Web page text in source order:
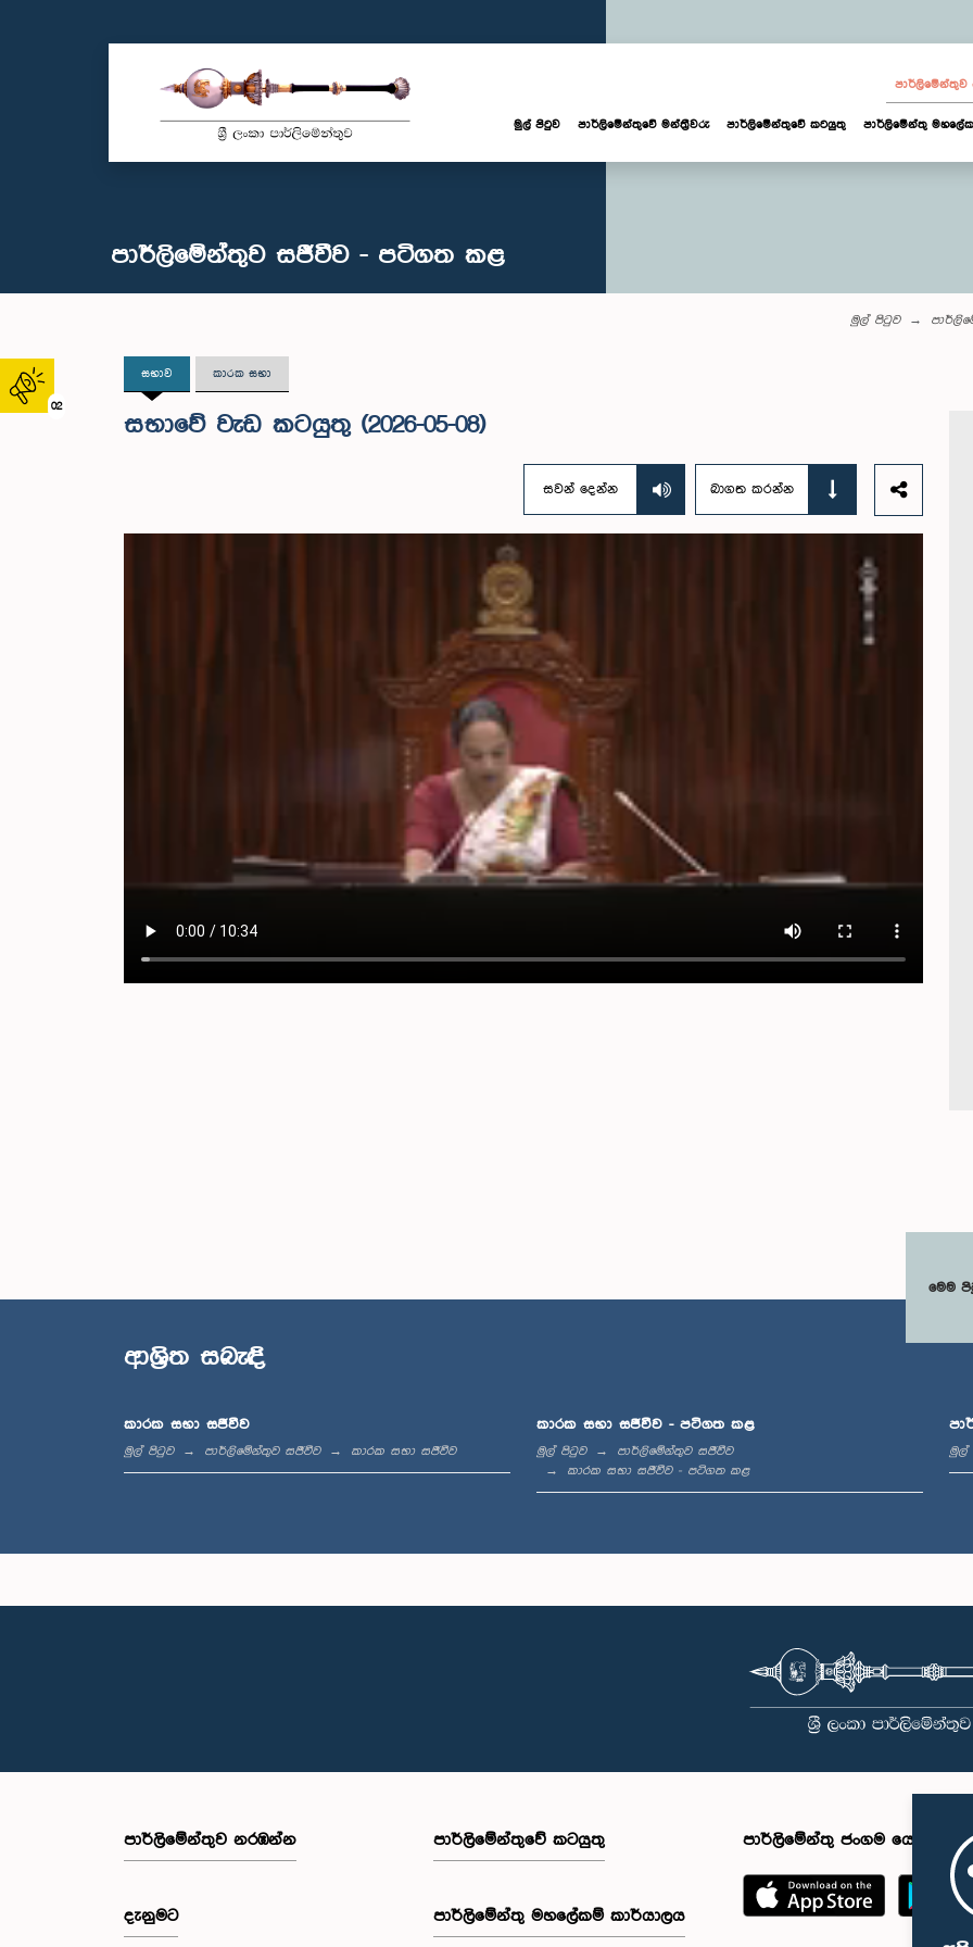
02
පාර්ලි‌මේන්තුව
මුල් පිටුව පාර්ලි‌මේන්තුවේ මන්ත්‍රීවරු පාර්ලිමේන්තුවේ කටයුතු පාර්ලිමේන්තු
පාර්ලිමේන්තුව සජීවීව - පටිගත කළ
මුල් පිටුව
සභාව කාරක සභා
සභාවේ වැඩ කටයුතු (2026-05-08)
සවන් දෙන්න බාගත කරන්න
මෙම
ආශ්‍රිත සබැඳි
කාරක සභා සජීවීව
මුල් පිටුව පාර්ලිමේන්තුව සජීවීව කාරක සභා සජීවීව
කාරක සභා සජීවීව - පටිගත කළ
මුල් පිටුව
පාර්ලිමේන්තුව සජීවීව
කාරක සභා සජීවීව - පටිගත කළ
මුල්
පාර්ලි‌මේන්තුව නරඹන්න
දැනුමට
පාර්ලිමේන්තුවේ කටයුතු
පාර්ලිමේන්තු මහලේකම් කාර්යාලය
පාර්ලිමේන්තු ජංගම යෙදුම